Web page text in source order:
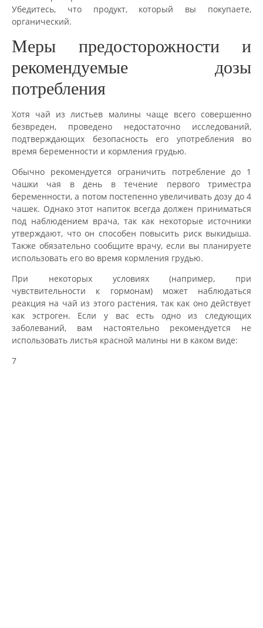
Убедитесь, что продукт, который вы покупаете,
органический.
Меры предосторожности и
рекомендуемые дозы
потребления
Хотя чай из листьев малины чаще всего совершенно
безвреден, проведено недостаточно исследований,
подтверждающих безопасность его употребления во
время беременности и кормления грудью.
Обычно рекомендуется ограничить потребление до 1
чашки чая в день в течение первого триместра
беременности, а потом постепенно увеличивать дозу до 4
чашек. Однако этот напиток всегда должен приниматься
под наблюдением врача, так как некоторые источники
утверждают, что он способен повысить риск выкидыша.
Также обязательно сообщите врачу, если вы планируете
использовать его во время кормления грудью.
При некоторых условиях (например, при
чувствительности к гормонам) может наблюдаться
реакция на чай из этого растения, так как оно действует
как эстроген. Если у вас есть одно из следующих
заболеваний, вам настоятельно рекомендуется не
использовать листья красной малины ни в каком виде:
7